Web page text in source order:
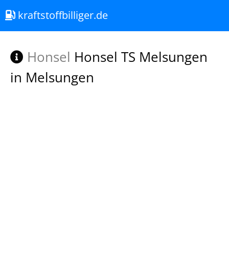
kraftstoffbilliger.de
Honsel Honsel TS Melsungen
in Melsungen